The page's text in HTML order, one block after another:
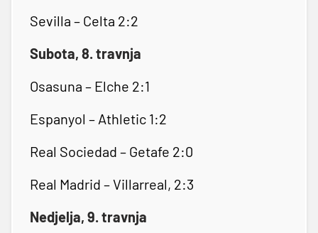
Sevilla – Celta 2:2
Subota, 8. travnja
Osasuna – Elche 2:1
Espanyol – Athletic 1:2
Real Sociedad – Getafe 2:0
Real Madrid – Villarreal, 2:3
Nedjelja, 9. travnja